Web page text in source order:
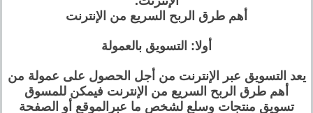
أهم طرق الربح السريع من الإنترنت
أولا: التسويق بالعمولة
يعد التسويق عبر الإنترنت من أجل الحصول على عمولة من
أهم طرق الربح السريع من الإنترنت فيمكن للمسوق
تسويق منتجات وسلع لشخص ما عبرالموقع أو الصفحة